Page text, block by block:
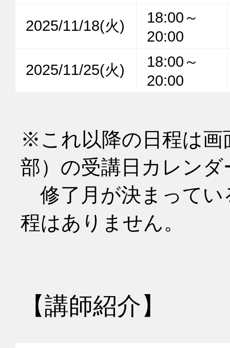
2025/11/18(火)
18:00～
20:00
2025/11/25(火)
18:00～
20:00
※これ以降の日程は画
部）の受講日カレン
修了月が決まってい
程はありません。
【講師紹介】